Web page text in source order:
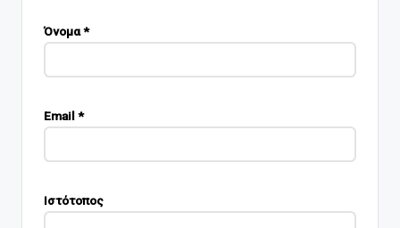
Όνομα*
Email *
Ιστότοπος